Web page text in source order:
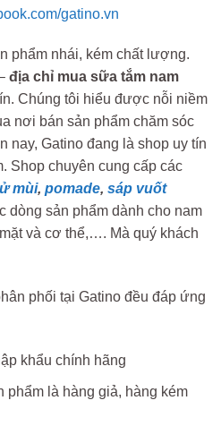
gatino.vn
phẩm nhái, kém chất lượng.
địa chỉ mua sữa tắm nam
Chúng tôi hiểu được nỗi niềm
nơi bán sản phẩm chăm sóc
nay, Gatino đang là shop uy tín
Shop chuyên cung cấp các
mùi, pomade, sáp vuốt
dòng sản phẩm dành cho nam
và cơ thể,…. Mà quý khách
phối tại Gatino đều đáp ứng
khẩu chính hãng
phẩm là hàng giả, hàng kém